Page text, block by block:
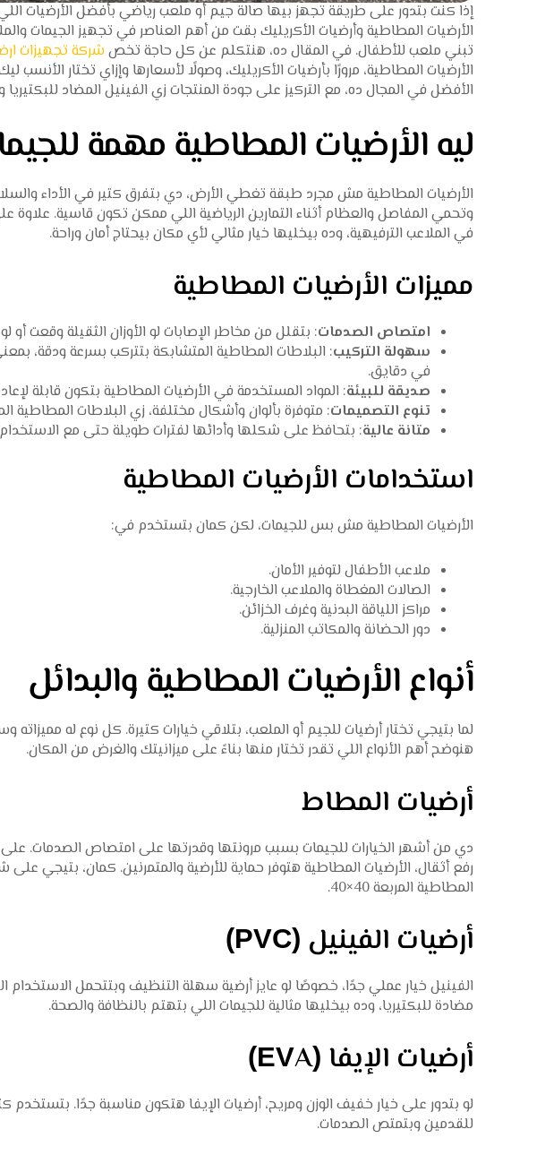
إذا كنت بتدور على طريقة تجهز بيها صالة جيم أو ملعب رياضي بأفضل الأرضيات
الأرضيات المطاطية وأرضيات الأكريليك بقت من أهم العناصر في تجهيز الجيمات
تبني ملعب للأطفال. في المقال ده، هنتكلم عن كل حاجة تخصشركة تجهيزات
الأرضيات المطاطية، مرورًا بأرضيات الأكريليك، وصولًا لأسعارها وإزاي تختار
الأفضل في المجال ده، مع التركيز على جودة المنتجات زي الفينيل المضاد للبكتيريا
ليه الأرضيات المطاطية مهمة
الأرضيات المطاطية مش مجرد طبقة تغطي الأرض، دي بتفرق كتير في الأداء
وتحمي المفاصل والعظام أثناء التمارين الرياضية اللي ممكن تكون قاسية. علاوة
في الملاعب الترفيهية، وده بيخليها خيار مثالي لأي مكان بيحتاج أمان وراحة.
مميزات الأرضيات المطاطية
امتصاص الصدمات: بتقلل من مخاطر الإصابات لو الأوزان الثقيلة وقعت أو
سهولة التركيب: البلاطات المطاطية المتشابكة بتتركب بسرعة ودقة،
في دقايق.
صديقة للبيئة: المواد المستخدمة في الأرضيات المطاطية بتكون قابلة
تنوع التصميمات: متوفرة بألوان وأشكال مختلفة، زي البلاطات المطاطية
متانة عالية: بتحافظ على شكلها وأدائها لفترات طويلة حتى مع
استخدامات الأرضيات المطاطية
الأرضيات المطاطية مش بس للجيمات، لكن كمان بتستخدم في:
ملاعب الأطفال لتوفير الأمان.
الصالات المغطاة والملاعب الخارجية.
مراكز اللياقة البدنية وغرف الخزائن.
دور الحضانة والمكاتب المنزلية.
أنواع الأرضيات المطاطية والبدائل
لما بتيجي تختار أرضيات للجيم أو الملعب، بتلاقي خيارات كتيرة. كل نوع له
هنوضح أهم الأنواع اللي تقدر تختار منها بناءً على ميزانيتك والغرض من المكان.
أرضيات المطاط
دي من أشهر الخيارات للجيمات بسبب مرونتها وقدرتها على امتصاص الصدمات. على
رفع أثقال، الأرضيات المطاطية هتوفر حماية للأرضية والمتمرنين. كمان، بتيجي
المطاطية المربعة 40×40.
أرضيات الفينيل (PVC)
الفينيل خيار عملي جدًا، خصوصًا لو عايز أرضية سهلة التنظيف وبتتحمل
مضادة للبكتيريا، وده بيخليها مثالية للجيمات اللي بتهتم بالنظافة والصحة.
أرضيات الإيفا (EVA)
لو بتدور على خيار خفيف الوزن ومريح، أرضيات الإيفا هتكون مناسبة جدًا. بتستخدم
للقدمين وبتمتص الصدمات.